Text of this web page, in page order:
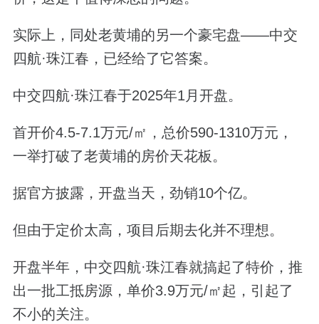
实际上，同处老黄埔的另一个豪宅盘——中交
四航·珠江春，已经给了它答案。
中交四航·珠江春于2025年1月开盘。
首开价4.5-7.1万元/㎡，总价590-1310万元，
一举打破了老黄埔的房价天花板。
据官方披露，开盘当天，劲销10个亿。
但由于定价太高，项目后期去化并不理想。
开盘半年，中交四航·珠江春就搞起了特价，推
出一批工抵房源，单价3.9万元/㎡起，引起了
不小的关注。